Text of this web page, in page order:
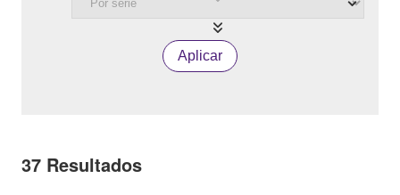
Aplicar
37 Resultados